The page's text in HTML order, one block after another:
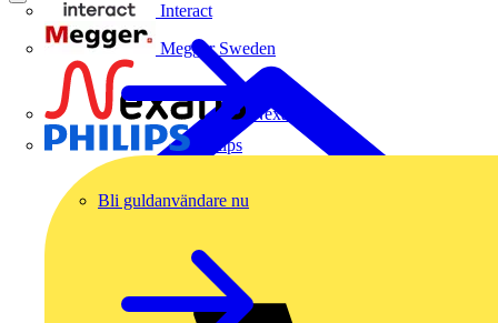
Interact
Megger Sweden
Nexans
Philips
Bli guldanvändare nu